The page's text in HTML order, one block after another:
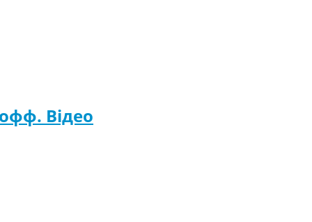
Відео